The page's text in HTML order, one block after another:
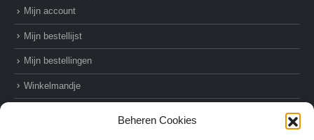
Beheren Cookies
Mijn account
Mijn bestellijst
Mijn bestellingen
Winkelmandje